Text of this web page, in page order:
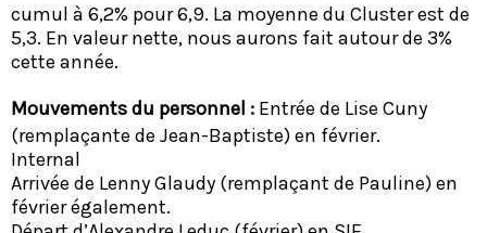
cumul à 6,2% pour 6,9. La moyenne du Cluster est de
5,3. En valeur nette, nous aurons fait autour de 3%
cette année.
Mouvements du personnel : Entrée de Lise Cuny
(remplaçante de Jean-Baptiste) en février.
Internal
Arrivée de Lenny Glaudy (remplaçant de Pauline) en
février également.